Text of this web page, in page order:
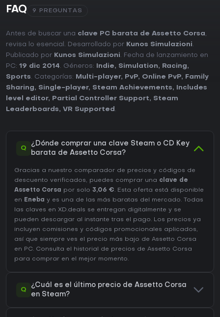
FAQ 9 PREGUNTAS
Antes de buscar una clave PC barata de Assetto Corsa,
revisa lo esencial. Desarrollado por Kunos Simulazioni.
Publicado por Kunos Simulazioni. Fecha de lanzamiento en
PC: 19 dic 2014. Géneros: Indie, Simulation, Racing,
Sports. Categorías: Multi-player, PvP, Online PvP,
Family
Sharing, Single-player, Steam Achievements,
Includes
level editor, Partial Controller Support, Steam
Leaderboards, VR Supported .
Q
¿Dónde comprar una clave Steam o CD Key
barata de Assetto Corsa?
Gracias a nuestro comparador de precios y códigos de
descuento verificados, puedes comprar una clave de
Assetto Corsa
por solo 3,06 €. Esta oferta está disponible
en Eneba y es una de las más baratas del mercado. Todas
las claves en XD.deals se entregan digitalmente y se
pueden descargar al instante tras el pago. Los precios ya
incluyen comisiones y códigos promocionales aplicados,
así que siempre ves el precio más bajo de Assetto Corsa
en PC. Consulta el
historial de precios de Assetto Corsa
para comprar en el mejor momento.
Q
¿Cuál es el último precio de Assetto Corsa
en Steam?